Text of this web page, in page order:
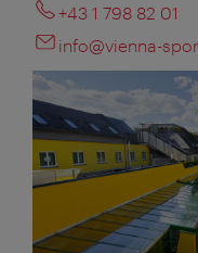
+43 1 798 82 01
info@vienna-